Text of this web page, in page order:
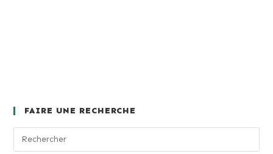
FAIRE UNE RECHERCHE